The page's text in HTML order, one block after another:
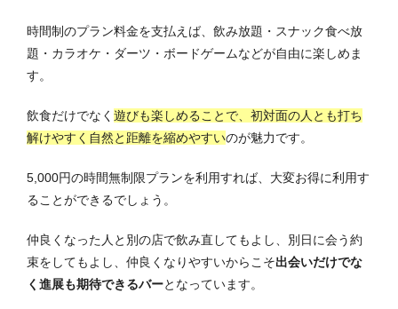
時間制のプラン料金を支払えば、飲み放題・スナック食べ放
題・カラオケ・ダーツ・ボードゲームなどが自由に楽しめま
す。
飲食だけでなく 遊びも楽しめることで、初対面の人とも打ち
解けやすく自然と距離を縮めやすいのが魅力です。
5,000円の時間無制限プランを利用すれば、大変お得に利用す
ることができるでしょう。
仲良くなった人と別の店で飲み直してもよし、別日に会う約
束をしてもよし、仲良くなりやすいからこそ出会いだけでな
く進展も期待できるバーとなっています。